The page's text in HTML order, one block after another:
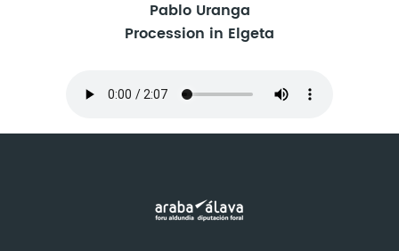
Pablo Uranga
Procession in Elgeta